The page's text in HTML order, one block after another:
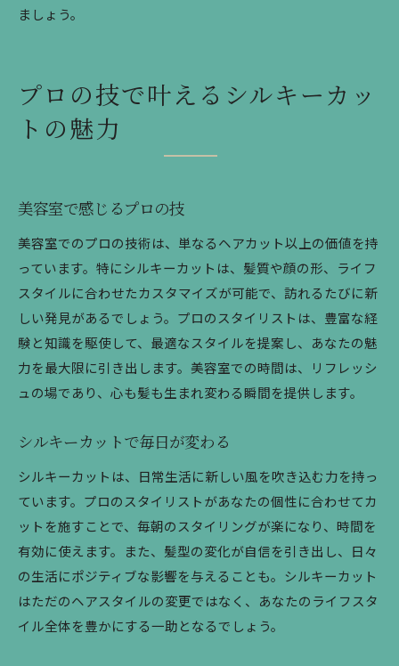
ましょう。
プロの技で叶えるシルキーカッ
トの魅力
美容室で感じるプロの技
美容室でのプロの技術は、単なるヘアカット以上の価値を持
っています。特にシルキーカットは、髪質や顔の形、ライフ
スタイルに合わせたカスタマイズが可能で、訪れるたびに新
しい発見があるでしょう。プロのスタイリストは、豊富な経
験と知識を駆使して、最適なスタイルを提案し、あなたの魅
力を最大限に引き出します。美容室での時間は、リフレッシ
ュの場であり、心も髪も生まれ変わる瞬間を提供します。
シルキーカットで毎日が変わる
シルキーカットは、日常生活に新しい風を吹き込む力を持っ
ています。プロのスタイリストがあなたの個性に合わせてカ
ットを施すことで、毎朝のスタイリングが楽になり、時間を
有効に使えます。また、髪型の変化が自信を引き出し、日々
の生活にポジティブな影響を与えることも。シルキーカット
はただのヘアスタイルの変更ではなく、あなたのライフスタ
イル全体を豊かにする一助となるでしょう。